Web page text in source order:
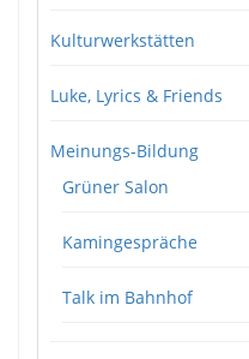
Kulturwerkstätten
Luke, Lyrics & Friends
Meinungs-Bildung
Grüner Salon
Kamingespräche
Talk im Bahnhof